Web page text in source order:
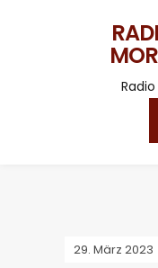
29. März 2023